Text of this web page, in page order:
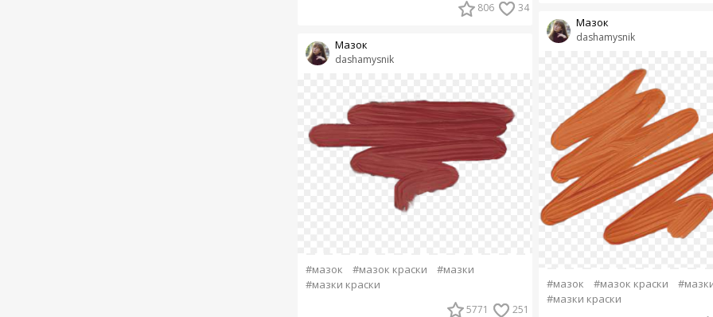
806 34
dashamysnik
Мазок
#мазок #мазок краски
#мазки
#мазки краски
5771 251
dashamysnik
Мазок
#мазок #мазок краски
#мазки краски